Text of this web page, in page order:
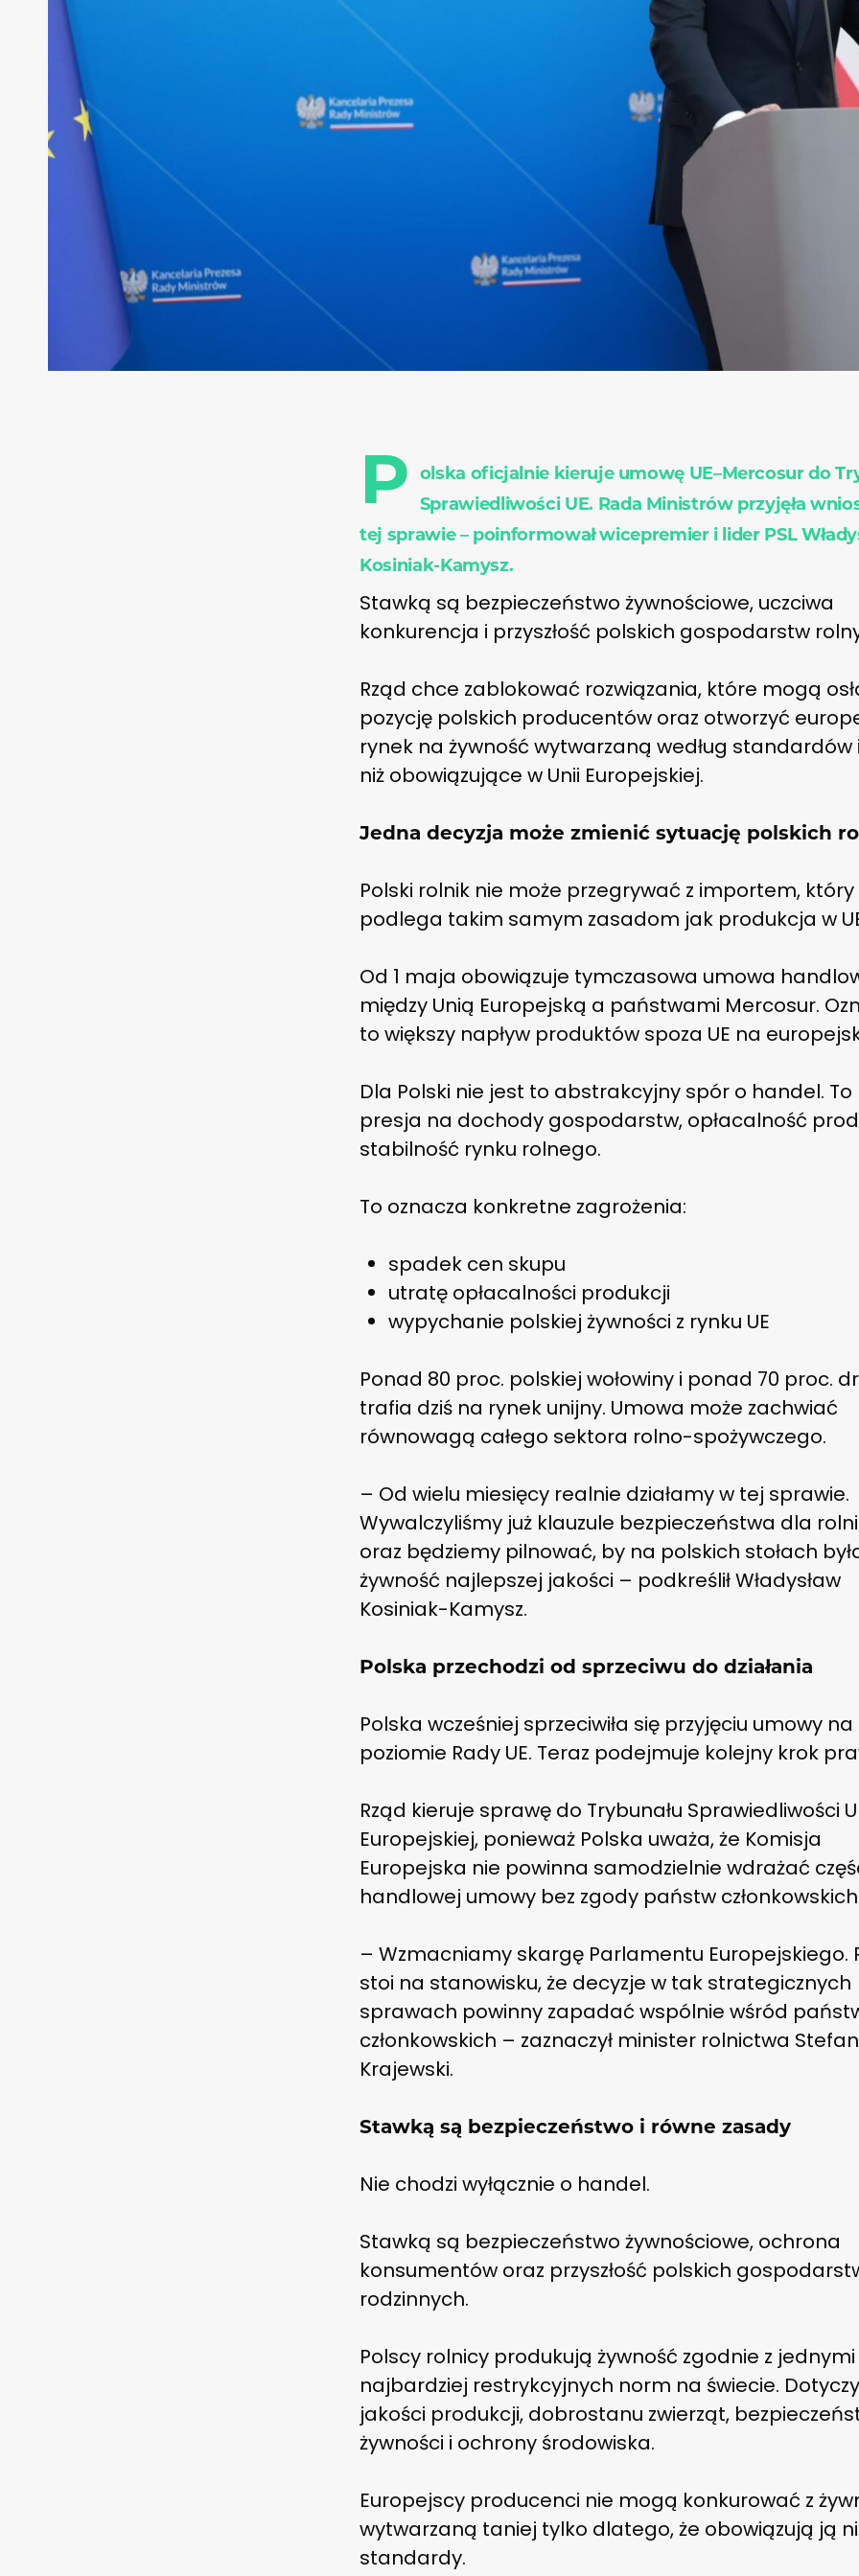
P olska oficjalnie kieruje umowę UE–Mercosur do
Sprawiedliwości UE. Rada Ministrów przyjęła
tej sprawie – poinformował wicepremier i lider PSL
Kosiniak-Kamysz.
Stawką są bezpieczeństwo żywnościowe, uczciwa
konkurencja i przyszłość polskich gospodarstw
Rząd chce zablokować rozwiązania, które mogą
pozycję polskich producentów oraz otworzyć
rynek na żywność wytwarzaną według standardów
niż obowiązujące w Unii Europejskiej.
Jedna decyzja może zmienić sytuację polskich
Polski rolnik nie może przegrywać z importem, który
podlega takim samym zasadom jak produkcja w
Od 1 maja obowiązuje tymczasowa umowa
między Unią Europejską a państwami Mercosur.
to większy napływ produktów spoza UE na
Dla Polski nie jest to abstrakcyjny spór o handel.
presja na dochody gospodarstw, opłacalność
stabilność rynku rolnego.
To oznacza konkretne zagrożenia:
spadek cen skupu
utratę opłacalności produkcji
wypychanie polskiej żywności z rynku UE
Ponad 80 proc. polskiej wołowiny i ponad 70 proc.
trafia dziś na rynek unijny. Umowa może zachwiać
równowagą całego sektora rolno-spożywczego.
– Od wielu miesięcy realnie działamy w tej sprawie.
Wywalczyliśmy już klauzule bezpieczeństwa dla
oraz będziemy pilnować, by na polskich stołach
żywność najlepszej jakości – podkreślił Władysław
Kosiniak-Kamysz.
Polska przechodzi od sprzeciwu do działania
Polska wcześniej sprzeciwiła się przyjęciu umowy na
poziomie Rady UE. Teraz podejmuje kolejny krok
Rząd kieruje sprawę do Trybunału Sprawiedliwości
Europejskiej, ponieważ Polska uważa, że Komisja
Europejska nie powinna samodzielnie wdrażać
handlowej umowy bez zgody państw
– Wzmacniamy skargę Parlamentu Europejskiego.
stoi na stanowisku, że decyzje w tak strategicznych
sprawach powinny zapadać wspólnie wśród
członkowskich – zaznaczył minister rolnictwa Stefan
Krajewski.
Stawką są bezpieczeństwo i równe zasady
Nie chodzi wyłącznie o handel.
Stawką są bezpieczeństwo żywnościowe, ochrona
konsumentów oraz przyszłość polskich
rodzinnych.
Polscy rolnicy produkują żywność zgodnie z jednymi
najbardziej restrykcyjnych norm na świecie.
jakości produkcji, dobrostanu zwierząt,
żywności i ochrony środowiska.
Europejscy producenci nie mogą konkurować z
wytwarzaną taniej tylko dlatego, że obowiązują ją
standardy.